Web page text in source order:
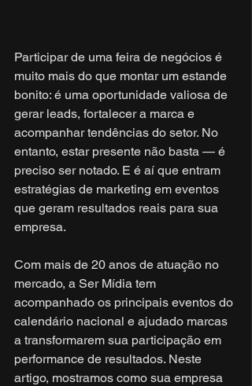
Participar de uma feira de negócios é
muito mais do que montar um estande
bonito: é uma oportunidade valiosa de
gerar leads, fortalecer a marca e
acompanhar tendências do setor. No
entanto, estar presente não basta — é
preciso ser notado. E é aí que entram
estratégias de marketing em eventos
que geram resultados reais para sua
empresa.
Com mais de 20 anos de atuação no
mercado, a Ser Mídia tem
acompanhado os principais eventos do
calendário nacional e ajudado marcas
a transformarem sua participação em
performance de resultados. Neste
artigo, mostramos como sua empresa